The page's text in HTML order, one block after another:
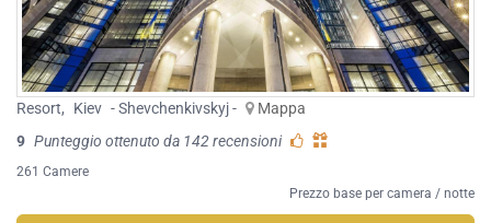
Resort, Kiev - Shevchenkivskyj -
Mappa
9 Punteggio ottenuto da 142 recensioni
261 Camere
Prezzo base per camera / notte